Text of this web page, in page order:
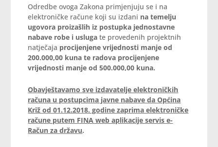
Odredbe ovoga Zakona primjenjuju se i na
elektroničke račune koji su izdani na temelju
ugovora proizašlih iz postupka jednostavne
nabave robe i usluga te provedenih projektnih
natječaja procijenjene vrijednosti manje od
200.000,00 kuna te radova procijenjene
vrijednosti manje od 500.000,00 kuna.
Obavještavamo sve izdavatelje elektroničkih
računa u postupcima javne nabave da Općina
Križ od 01.12.2018. godine zaprima elektroničke
račune putem FINA web aplikacije servis e-
Račun za državu.